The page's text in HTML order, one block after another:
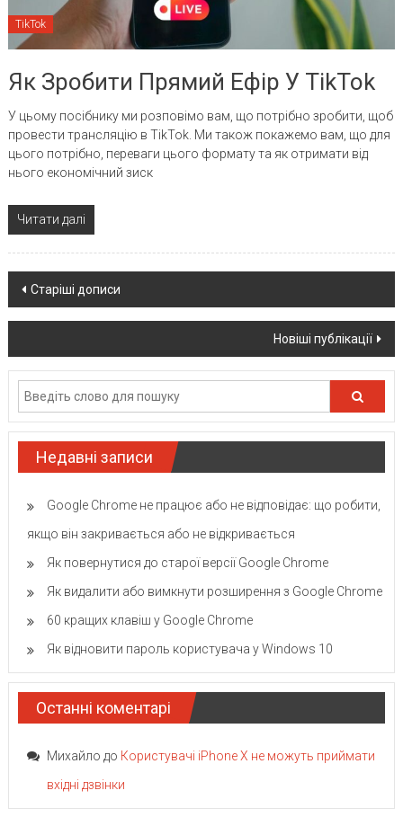
TikTok
Як Зробити Прямий Ефір У TikTok
У цьому посібнику ми розповімо вам, що потрібно зробити, щоб
провести трансляцію в TikTok. Ми також покажемо вам, що для
цього потрібно, переваги цього формату та як отримати від
нього економічний зиск
Читати далі
Posts
navigation
Старіші дописи
Новіші публікації
Недавні записи
Google Chrome не працює або не відповідає: що робити,
якщо він закривається або не відкривається
Як повернутися до старої версії Google Chrome
Як видалити або вимкнути розширення з Google Chrome
60 кращих клавіш у Google Chrome
Як відновити пароль користувача у Windows 10
Останні коментарі
Михайло до Користувачі iPhone X не можуть приймати
вхідні дзвінки